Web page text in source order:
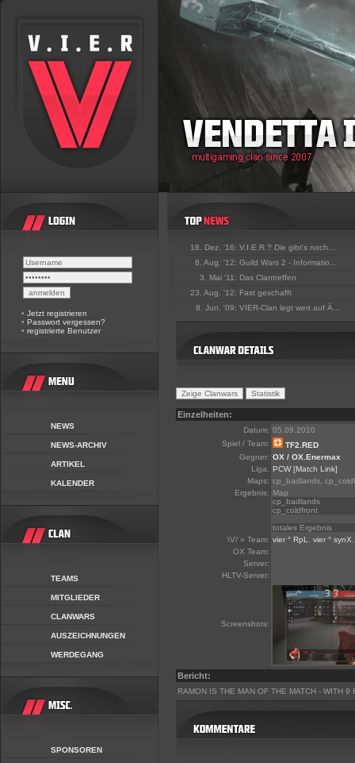
• Jetzt registrieren
• Passwort vergessen?
• registrierte Benutzer
NEWS
NEWS-ARCHIV
ARTIKEL
KALENDER
TEAMS
MITGLIEDER
CLANWARS
AUSZEICHNUNGEN
WERDEGANG
SPONSOREN
18. Dez. '16: V.I.E.R.? Die gibt's noch...
8. Aug. '12: Guild Wars 2 - Informatio...
3. Mai '11: Das Clantreffen
23. Aug. '12: Fast geschafft
8. Jun. '09: VIER-Clan legt wert auf Ä...
Einzelheiten:
Datum: 05.09.2010
Spiel / Team:
TF2.RED
Gegner: OX / OX.Enermax
Liga: PCW [Match Link]
Maps: cp_badlands,
Ergebnis: Map
cp_badlands
cp_coldfront
totales Ergebnis
\V/ » Team: vier ° RpL vier ° synX
OX Team:
Server:
HLTV-Server:
Screenshots:
Bericht:
RAMON IS THE MAN OF THE MATCH - WITH